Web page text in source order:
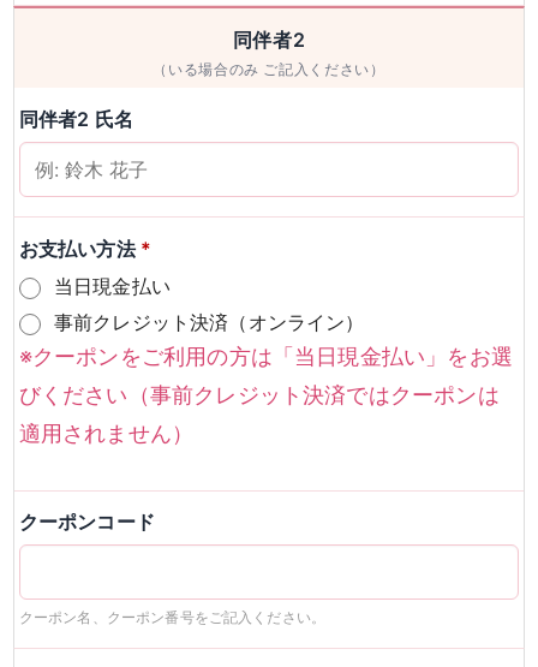
同伴者2
（いる場合のみ ご記入ください）
同伴者2 氏名
お支払い方法 *
当日現金払い
事前クレジット決済（オンライン）
※クーポンをご利用の方は「当日現金払い」をお選
びください（事前クレジット決済ではクーポンは
適用されません）
クーポンコード
クーポン名、クーポン番号をご記入ください。
男性 女性